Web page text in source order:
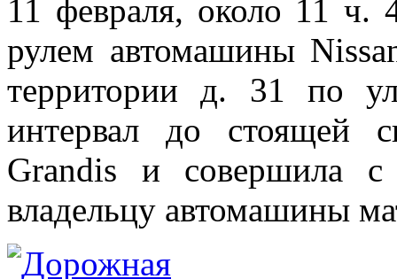
11 февраля, около 11 ч.
рулем автомашины
территории д. 31 по
интервал до стоящей
Grandis и совершила с
владельцу автомашины